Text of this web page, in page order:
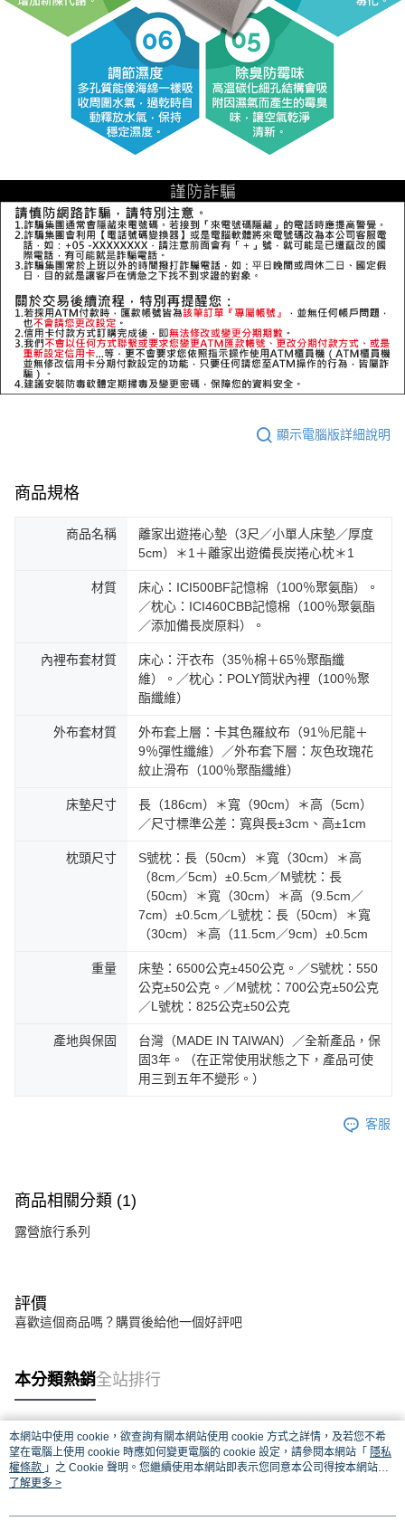
顯示電腦版詳細說明
商品規格
商品名稱
離家出遊捲心墊（3尺／小單人床墊／厚度
5cm）＊1＋離家出遊備長炭捲心枕＊1
材質
床心：ICI500BF記憶棉（100％聚氨酯）。
／枕心：ICI460CBB記憶棉（100％聚氨酯
／添加備長炭原料）。
內裡布套材質
床心：汗衣布（35％棉＋65％聚酯纖
維）。／枕心：POLY筒狀內裡（100％聚
酯纖維）
外布套材質
外布套上層：卡其色羅紋布（91％尼龍＋
9％彈性纖維）／外布套下層：灰色玫瑰花
紋止滑布（100％聚酯纖維）
床墊尺寸
長（186cm）＊寬（90cm）＊高（5cm）
／尺寸標準公差：寬與長±3cm、高±1cm
枕頭尺寸
S號枕：長（50cm）＊寬（30cm）＊高
（8cm／5cm）±0.5cm／M號枕：長
（50cm）＊寬（30cm）＊高（9.5cm／
7cm）±0.5cm／L號枕：長（50cm）＊寬
（30cm）＊高（11.5cm／9cm）±0.5cm
重量
床墊：6500公克±450公克。／S號枕：550
公克±50公克。／M號枕：700公克±50公克
／L號枕：825公克±50公克
產地與保固
台灣（MADE IN TAIWAN）／全新產品，保
固3年。（在正常使用狀態之下，產品可使
用三到五年不變形。）
客服
商品相關分類 (1)
露營旅行系列
評價
喜歡這個商品嗎？購買後給他一個好評吧
本分類熱銷全站排行
熱門標籤
本網站中使用 cookie，欲查詢有關本網站使用 cookie 方式之詳情，及若您不希
望在電腦上使用 cookie 時應如何變更電腦的 cookie 設定，請參閱本網站「 隱私
權條款 」之 Cookie 聲明。您繼續使用本網站即表示您同意本公司得按本網站使
用條款之 Cookie 聲明使用 cookie。
了解更多 >